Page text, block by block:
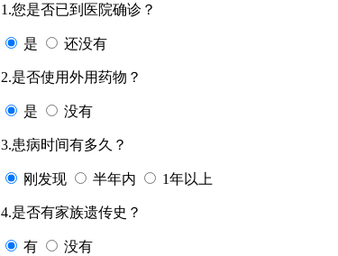
1.您是否已到医院确诊？
是 还没有
2.是否使用外用药物？
是 没有
3.患病时间有多久？
刚发现 半年内 1年以上
4.是否有家族遗传史？
有 没有